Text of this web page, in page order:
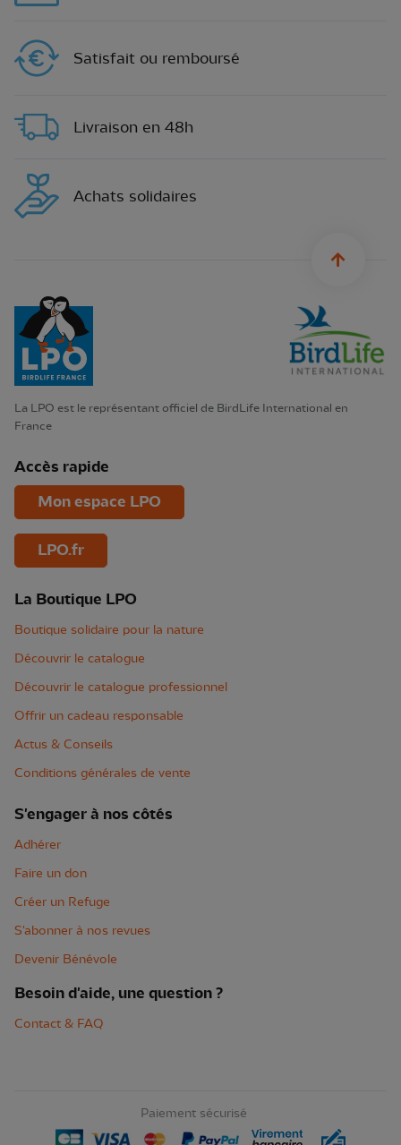
Satisfait ou remboursé
Livraison en 48h
Achats solidaires
La LPO est le représentant officiel de BirdLife International en
France
Accès rapide
Mon espace LPO
LPO.fr
La Boutique LPO
Boutique solidaire pour la nature
Découvrir le catalogue
Découvrir le catalogue professionnel
Offrir un cadeau responsable
Actus & Conseils
Conditions générales de vente
S'engager à nos côtés
Adhérer
Faire un don
Créer un Refuge
S'abonner à nos revues
Devenir Bénévole
Besoin d'aide, une question ?
Contact & FAQ
Paiement sécurisé